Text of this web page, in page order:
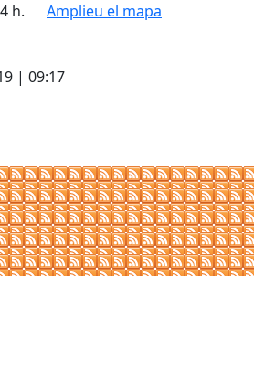
h.
Amplieu el mapa
| 09:17